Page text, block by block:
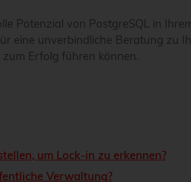
Potenzial von PostgreSQL in
eine unverbindliche Beratung zu
Erfolg führen können.
um Lock-in zu erkennen?
Verwaltung?